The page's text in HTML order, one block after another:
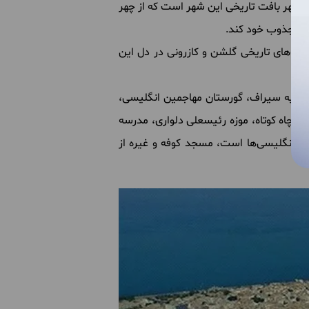
بافت تاریخی این شهر است که از چهر
مجذوب خود کند.
تاریخی گلشن و کازرونی در دل این
سیراف‌، گورستان مهاجمین انگلیسی،
چاه‌ کوتاه، موزه رئیسعلی دلواری، مدرسه
انگلیسی‌ها است، مسجد کوفه و غیره از